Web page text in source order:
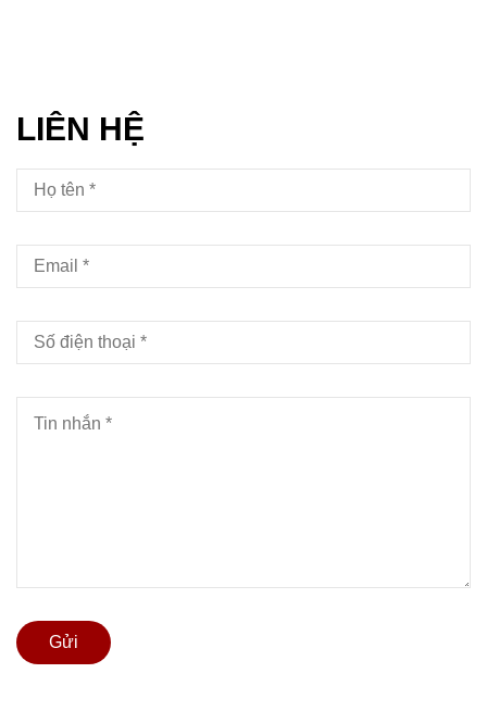
LIÊN HỆ
Gửi